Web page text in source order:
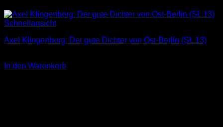
Schnellansicht
Axel Klingenberg: Der gute Dichter von Ost-Berlin (SL 13)
In den Warenkorb